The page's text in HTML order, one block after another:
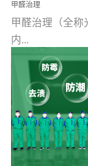
甲醛治理
甲醛治理（全称
内...
空气污染净化治
文明的进步，创
多彩的家居产品
调，但也带来了
首的室内...